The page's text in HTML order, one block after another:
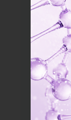
4,997 บ
ฉีดวัคซี
สายพั
14,890
โรงพ
อยู่ ปทุมธา